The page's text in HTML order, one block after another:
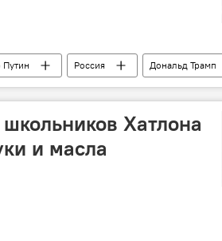
Россия
Дональд Трамп
Хатлона
и масла